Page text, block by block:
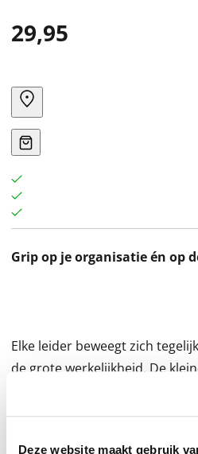
Deze website maakt gebruik
29,95
Grip op je organisatie én op
Elke leider beweegt zich
de grote werkelijkheid. De
zich af binnen een
binnen jezelf. Daarover is veel